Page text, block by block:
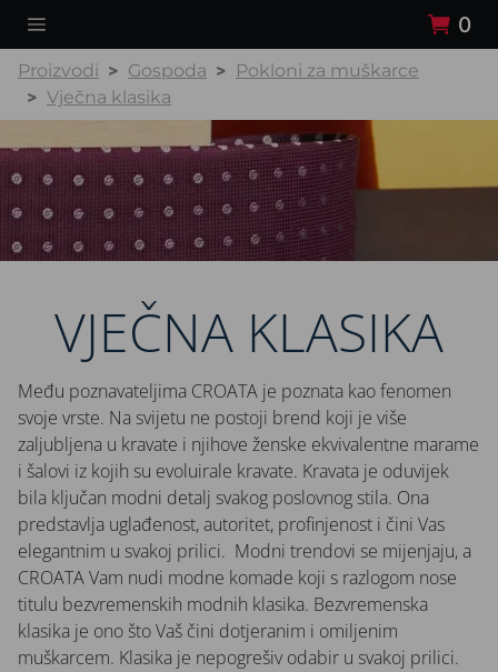
0
Proizvodi Gospoda
Pokloni za muškarce
Vječna klasika
VJEČNA KLASIKA
Među poznavateljima CROATA je poznata kao fenomen
svoje vrste. Na svijetu ne postoji brend koji je više
zaljubljena u kravate i njihove ženske ekvivalentne marame
i šalovi iz kojih su evoluirale kravate. Kravata je oduvijek
bila ključan modni detalj svakog poslovnog stila. Ona
predstavlja uglađenost, autoritet, profinjenost i čini Vas
elegantnim u svakoj prilici. Modni trendovi se mijenjaju, a
CROATA Vam nudi modne komade koji s razlogom nose
titulu bezvremenskih modnih klasika. Bezvremenska
klasika je ono što Vaš čini dotjeranim i omiljenim
muškarcem. Klasika je nepogrešiv odabir u svakoj prilici.